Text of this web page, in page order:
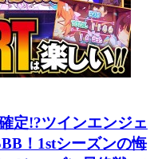
定!?ツインエンジェ
！1stシーズンの悔